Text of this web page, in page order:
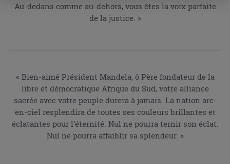
Au-dedans comme au-dehors, vous êtes la voix parfaite
de la justice. »
« Bien-aimé Président Mandela, ô Père fondateur de la
libre et démocratique Afrique du Sud, votre alliance
sacrée avec votre peuple durera à jamais. La nation arc-
en-ciel resplendira de toutes ses couleurs brillantes et
éclatantes pour l’éternité. Nul ne pourra ternir son éclat.
Nul ne pourra affaiblir sa splendeur. »